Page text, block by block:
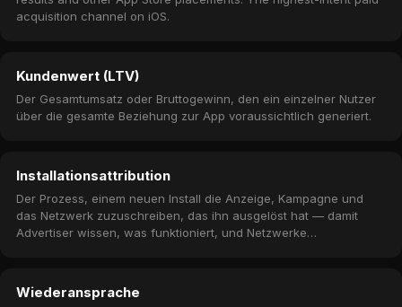
acquisition channel on iOS.
Kundenwert (LTV)
Der Gesamtumsatz oder Bruttogewinn, den ein einzelner Nutzer
über die gesamte Beziehung zur App voraussichtlich generiert.
Installationsattribution
Der Prozess, einem neuen Install die Anzeige, Kampagne und
das Netzwerk zuzuschreiben, das ihn ausgelöst hat — damit
Advertiser wissen, was funktioniert, und Netzwerke
Wiederansprache